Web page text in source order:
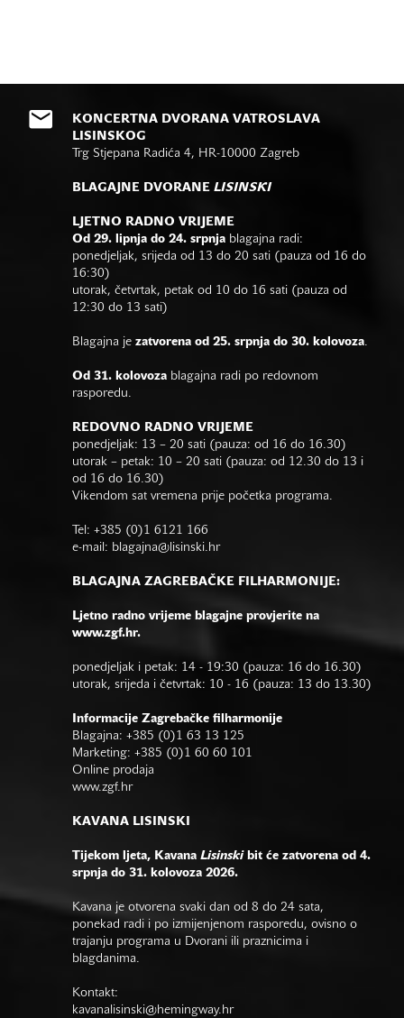
KONCERTNA DVORANA VATROSLAVA
LISINSKOG
Trg Stjepana Radića 4, HR-10000 Zagreb
BLAGAJNE DVORANE LISINSKI
LJETNO RADNO VRIJEME
Od 29. lipnja do 24. srpnja blagajna radi:
ponedjeljak, srijeda od 13 do 20 sati (pauza od 16 do
16:30)
utorak, četvrtak, petak od 10 do 16 sati (pauza od
12:30 do 13 sati)
Blagajna je zatvorena od 25. srpnja do 30. kolovoza.
Od 31. kolovoza blagajna radi po redovnom
rasporedu.
REDOVNO RADNO VRIJEME
ponedjeljak: 13 – 20 sati (pauza: od 16 do 16.30)
utorak – petak: 10 – 20 sati (pauza: od 12.30 do 13 i
od 16 do 16.30)
Vikendom sat vremena prije početka programa.
Tel: +385 (0)1 6121 166
e-mail: blagajna@lisinski.hr
BLAGAJNA ZAGREBAČKE FILHARMONIJE:
Ljetno radno vrijeme blagajne provjerite na
www.zgf.hr.
ponedjeljak i petak: 14 - 19:30 (pauza: 16 do 16.30)
utorak, srijeda i četvrtak: 10 - 16 (pauza: 13 do 13.30)
Informacije Zagrebačke filharmonije
Blagajna: +385 (0)1 63 13 125
Marketing: +385 (0)1 60 60 101
Online prodaja
www.zgf.hr
KAVANA LISINSKI
Tijekom ljeta, Kavana Lisinskibit će zatvorena od 4.
srpnja do 31. kolovoza 2026.
Kavana je otvorena svaki dan od 8 do 24 sata,
ponekad radi i po izmijenjenom rasporedu, ovisno o
trajanju programa u Dvorani ili praznicima i
blagdanima.
Kontakt:
kavanalisinski@hemingway.hr